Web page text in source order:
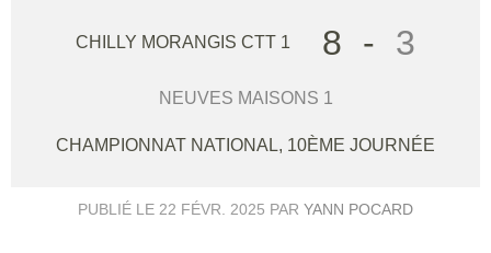
CHILLY MORANGIS CTT 1 8 - 3
NEUVES MAISONS 1
CHAMPIONNAT NATIONAL, 10ÈME JOURNÉE
PUBLIÉ LE 22 FÉVR. 2025 PAR YANN POCARD